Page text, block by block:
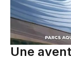
Une